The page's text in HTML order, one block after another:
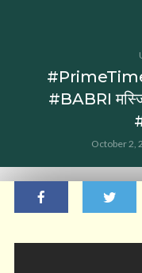
#BABRI
October 2,